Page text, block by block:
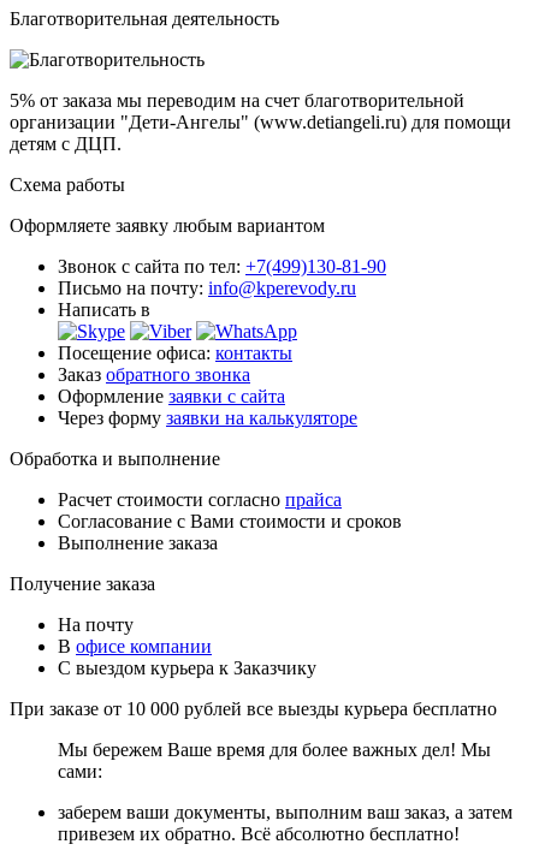
Благотворительная деятельность
5% от заказа мы переводим на счет благотворительной
организации "Дети-Ангелы" (www.detiangeli.ru) для помощи
детям с ДЦП.
Схема работы
Оформляете заявку любым вариантом
Звонок с сайта по тел: +7(499)130-81-90
Письмо на почту: info@kperevody.ru
Написать в
Посещение офиса: контакты
Заказ обратного звонка
Оформление заявки с сайта
Через форму заявки на калькуляторе
Обработка и выполнение
Расчет стоимости согласно прайса
Согласование с Вами стоимости и сроков
Выполнение заказа
Получение заказа
На почту
В офисе компании
С выездом курьера к Заказчику
При заказе от 10 000 рублей все выезды курьера бесплатно
Мы бережем Ваше время для более важных дел! Мы
сами:
заберем ваши документы, выполним ваш заказ, а затем
привезем их обратно. Всё абсолютно бесплатно!